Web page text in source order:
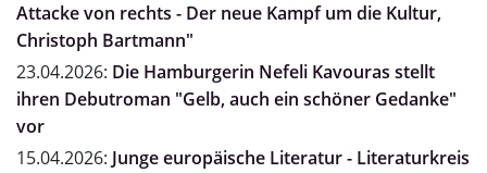
Attacke von rechts - Der neue Kampf um die Kultur,
Christoph Bartmann"
23.04.2026: Die Hamburgerin Nefeli Kavouras stellt
ihren Debutroman "Gelb, auch ein schöner Gedanke"
vor
15.04.2026: Junge europäische Literatur - Literaturkreis